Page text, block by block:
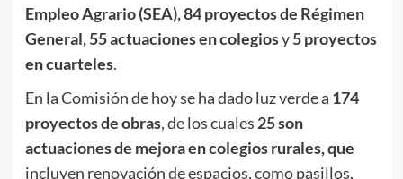
Empleo Agrario (SEA), 84 proyectos de Régimen
General, 55 actuaciones en colegiosy5 proyectos
en cuarteles.
En la Comisión de hoy se ha dado luz verde a 174
proyectos de obras, de los cuales 25 son
actuaciones de mejora en colegios rurales, que
incluyen renovación de espacios, como pasillos,